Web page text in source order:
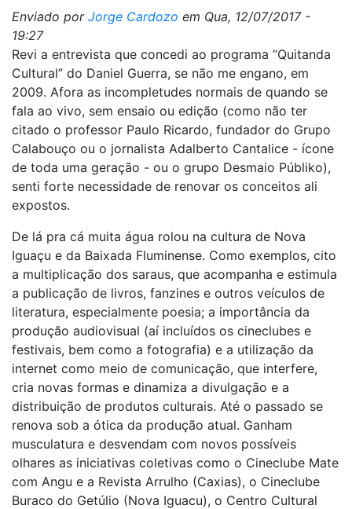
Enviado por Jorge Cardozo em Qua, 12/07/2017 -
19:27
Revi a entrevista que concedi ao programa “Quitanda
Cultural” do Daniel Guerra, se não me engano, em
2009. Afora as incompletudes normais de quando se
fala ao vivo, sem ensaio ou edição (como não ter
citado o professor Paulo Ricardo, fundador do Grupo
Calabouço ou o jornalista Adalberto Cantalice - ícone
de toda uma geração - ou o grupo Desmaio Públiko),
senti forte necessidade de renovar os conceitos ali
expostos.
De lá pra cá muita água rolou na cultura de Nova
Iguaçu e da Baixada Fluminense. Como exemplos, cito
a multiplicação dos saraus, que acompanha e estimula
a publicação de livros, fanzines e outros veículos de
literatura, especialmente poesia; a importância da
produção audiovisual (aí incluídos os cineclubes e
festivais, bem como a fotografia) e a utilização da
internet como meio de comunicação, que interfere,
cria novas formas e dinamiza a divulgação e a
distribuição de produtos culturais. Até o passado se
renova sob a ótica da produção atual. Ganham
musculatura e desvendam com novos possíveis
olhares as iniciativas coletivas como o Cineclube Mate
com Angu e a Revista Arrulho (Caxias), o Cineclube
Buraco do Getúlio (Nova Iguacu), o Centro Cultural